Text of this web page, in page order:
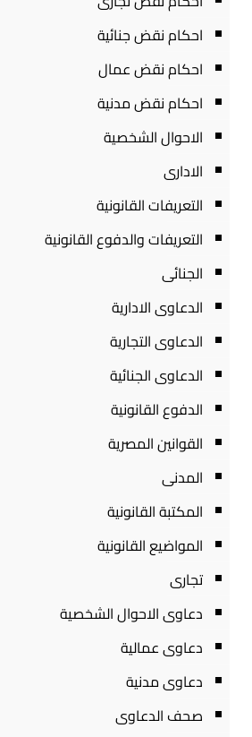
احكام نقض جنائية
احكام نقض عمال
احكام نقض مدنية
الاحوال الشخصية
الادارى
التعريفات القانونية
التعريفات والدفوع القانونية
الجنائى
الدعاوى الادارية
الدعاوى التجارية
الدعاوى الجنائية
الدفوع القانونية
القوانين المصرية
المدنى
المكتبة القانونية
المواضيع القانونية
تجارى
دعاوى الاحوال الشخصية
دعاوى عمالية
دعاوى مدنية
صحف الدعاوى